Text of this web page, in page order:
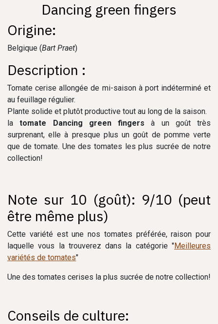
Dancing green fingers
Origine:
Belgique (Bart Praet)
Description :
Tomate cerise allongée de mi-saison à port indéterminé et
au feuillage régulier.
Plante solide et plutôt productive tout au long de la saison.
latomate Dancing green fingers à un goût très
surprenant, elle à presque plus un goût de pomme verte
que de tomate. Une des tomates les plus sucrée de notre
collection!
Note sur 10 (goût): 9/10 (peut
être même plus)
Cette variété est une nos tomates préférée, raison pour
laquelle vous la trouverez dans la catégorie "Meilleures
variétés de tomates"
Une des tomates cerises la plus sucrée de notre collection!
Conseils de culture: